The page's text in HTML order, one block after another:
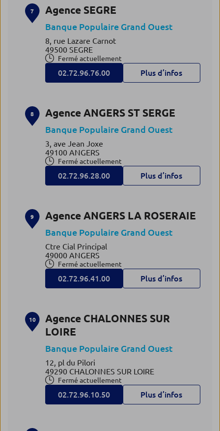
7 Agence SEGRE
Banque Populaire Grand Ouest
8, rue Lazare Carnot
49500 SEGRE
Fermé actuellement
02.72.96.76.00 Plus d’infos
8 Agence ANGERS ST SERGE
Banque Populaire Grand Ouest
3, ave Jean Joxe
49100 ANGERS
Fermé actuellement
02.72.96.28.00 Plus d’infos
9 Agence ANGERS LA ROSERAIE
Banque Populaire Grand Ouest
Ctre Cial Principal
49000 ANGERS
Fermé actuellement
02.72.96.41.00 Plus d’infos
10
Agence CHALONNES SUR
LOIRE
Banque Populaire Grand Ouest
12, pl du Pilori
49290 CHALONNES SUR LOIRE
Fermé actuellement
02.72.96.10.50 Plus d’infos